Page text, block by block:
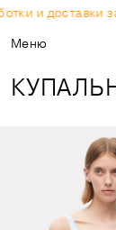
и доставки
Меню